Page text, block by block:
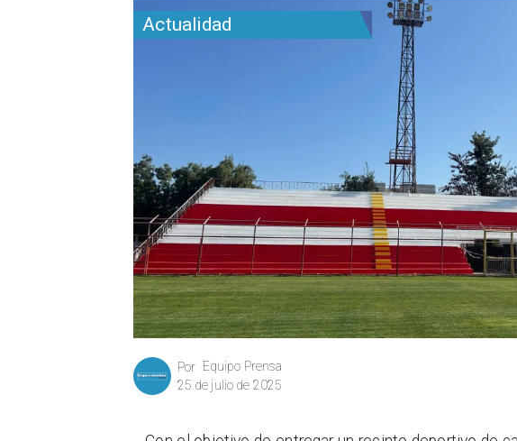
Actualidad
Equipo Prensa
Por
25 de julio de 2025